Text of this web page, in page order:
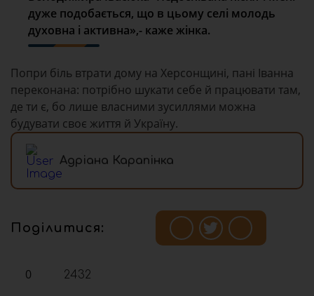
дуже подобається, що в цьому селі молодь
духовна і активна»,- каже жінка.
Попри біль втрати дому на Херсонщині, пані Іванна
переконана: потрібно шукати себе й працювати там,
де ти є, бо лише власними зусиллями можна
будувати своє життя й Україну.
Адріана Карапінка
Поділитися:
0 2432